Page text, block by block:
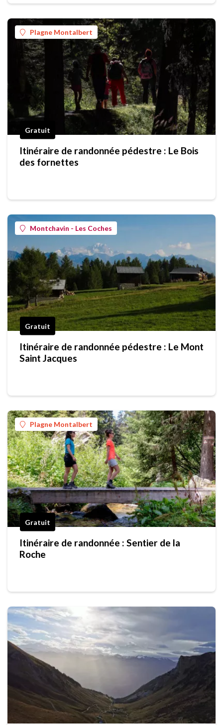
Plagne Montalbert
Gratuit
Itinéraire de randonnée pédestre : Le Bois
des fornettes
Montchavin - Les Coches
Gratuit
Itinéraire de randonnée pédestre : Le Mont
Saint Jacques
Plagne Montalbert
Gratuit
Itinéraire de randonnée : Sentier de la
Roche